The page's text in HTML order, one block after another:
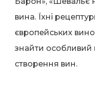
вина. Їхні
європейських
знайти особливий
створення вин.